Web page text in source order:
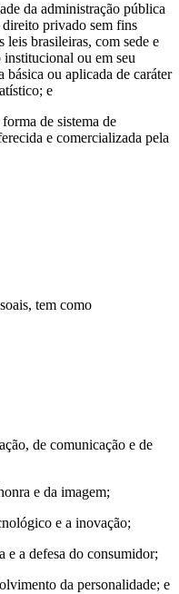
da administração pública
privado sem fins
leis brasileiras, com sede e
ou em seu
básica ou aplicada de caráter
e
de sistema de
e comercializada pela
tem como
de comunicação e de
e da imagem;
e a inovação;
a defesa do consumidor;
da personalidade; e